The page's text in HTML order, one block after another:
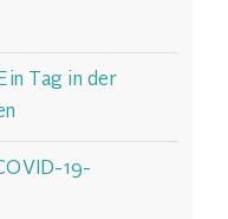
Tag in der
19-